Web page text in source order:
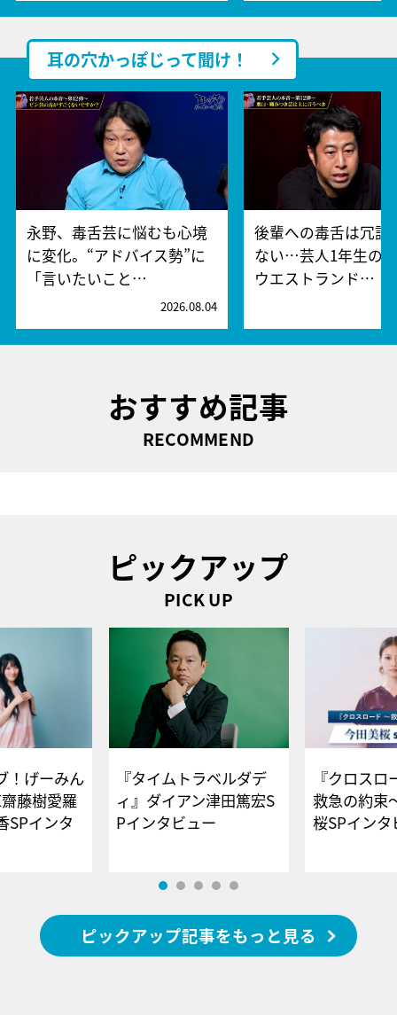
耳の穴かっぽじって聞け！
永野、毒舌芸に悩むも心境
に変化。“アドバイス勢”に
「言いたいこと…
2026.08.04
後輩への毒舌は冗談
ない…芸人1年生の“
ウエストランド…
おすすめ記事
RECOMMEND
ピックアップ
PICK UP
！げーみん
藤樹愛羅
SPインタ
『タイムトラベルダデ
ィ』ダイアン津田篤宏S
Pインタビュー
『クロス
救急の約束
桜SPイ
ピックアップ記事をもっと見る